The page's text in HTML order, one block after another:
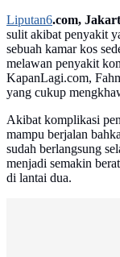
Liputan6.com,
sulit akibat penyakit
sebuah kamar kos
melawan penyakit
KapanLagi.com,
yang cukup
Akibat komplikasi
mampu berjalan
sudah berlangsung
menjadi semakin
di lantai dua.